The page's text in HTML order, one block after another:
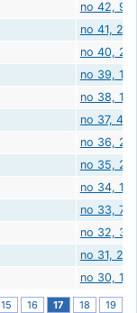
no 42, 9
no 41, 2
no 40, 25
no 39, 18
no 38, 11
no 37, 4
no 36, 28
no 35, 21
no 34, 14
no 33, 7
no 32, 30
no 31, 23
no 30, 16
15 16 17 18
19